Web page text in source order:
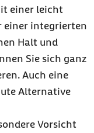
einer leicht
einer integrierten
Halt und
Sie sich ganz
Auch eine
Alternative
Vorsicht